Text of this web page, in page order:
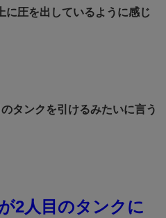
に圧を出しているように感じ
タンクを引けるみたいに言う
2人目のタンクに